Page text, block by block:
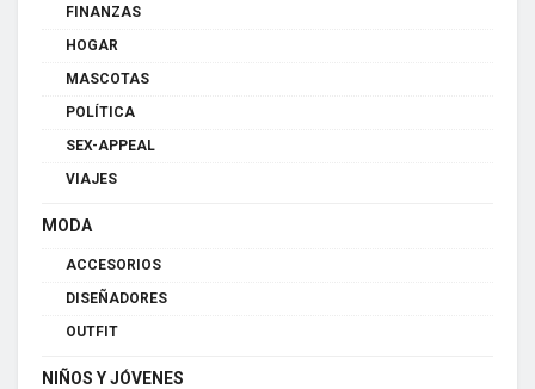
FINANZAS
HOGAR
MASCOTAS
POLÍTICA
SEX-APPEAL
VIAJES
MODA
ACCESORIOS
DISEÑADORES
OUTFIT
NIÑOS Y JÓVENES